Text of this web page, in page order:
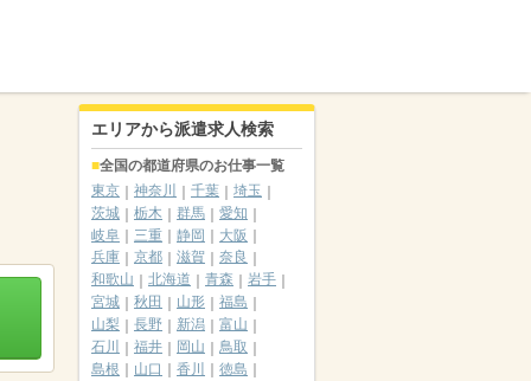
エリアから派遣求人検索
全国の都道府県のお仕事一覧
東京
神奈川 千葉
埼玉
茨城
栃木 群馬
愛知
岐阜
三重 静岡
大阪
兵庫
京都 滋賀
奈良
和歌山
北海道 青森
岩手
宮城
秋田 山形
福島
山梨
長野 新潟
富山
石川
福井 岡山
鳥取
島根
山口 香川
徳島